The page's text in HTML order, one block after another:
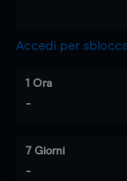
Accedi per
1 Ora
-
7 Giorni
-